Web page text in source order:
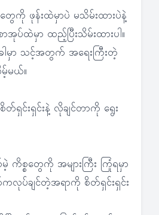
ေကို ဖုန်းထဲမှာပဲ မသိမ်းထားပဲနဲ့
ာအုပ်ထဲမှာ ထည့်ပြီးသိမ်းထားပါ။
မှာ သင့်အတွက် အရေးကြီးတဲ့
မယ်။
ရှင်းရှင်းနဲ့ လိုချင်တာကို ရွေး
ကိစ္စတွေကို အများကြီး ကြုံရမှာ
ကလုပ်ချင်တဲ့အရာကို စိတ်ရှင်းရှင်း